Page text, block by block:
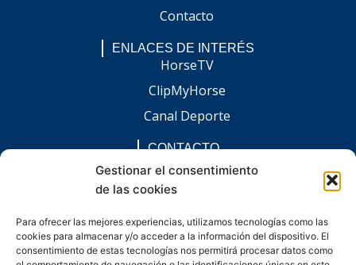
Gestionar el consentimiento
de las cookies
Para ofrecer las mejores experiencias, utilizamos tecnologías como las
cookies para almacenar y/o acceder a la información del dispositivo. El
consentimiento de estas tecnologías nos permitirá procesar datos como
Contacto
ENLACES DE INTERÉS
HorseTV
ClipMyHorse
Canal Deporte
CONTACTO
comunicacion@chaccoinfo.com
Presentes en todo el ámbito nacional
F
a
c
I
n
s
L
i
n
E
n
v
W
h
a